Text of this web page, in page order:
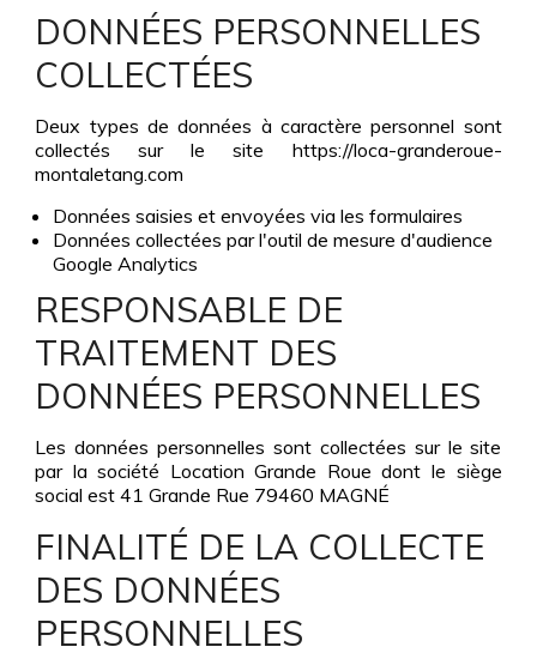
DONNÉES PERSONNELLES
COLLECTÉES
Deux types de données à caractère personnel sont
collectés sur le site https://loca-granderoue-
montaletang.com
Données saisies et envoyées via les formulaires
Données collectées par l'outil de mesure d'audience
Google Analytics
RESPONSABLE DE
TRAITEMENT DES
DONNÉES PERSONNELLES
Les données personnelles sont collectées sur le site
par la société Location Grande Roue dont le siège
social est 41 Grande Rue 79460 MAGNÉ
FINALITÉ DE LA COLLECTE
DES DONNÉES
PERSONNELLES